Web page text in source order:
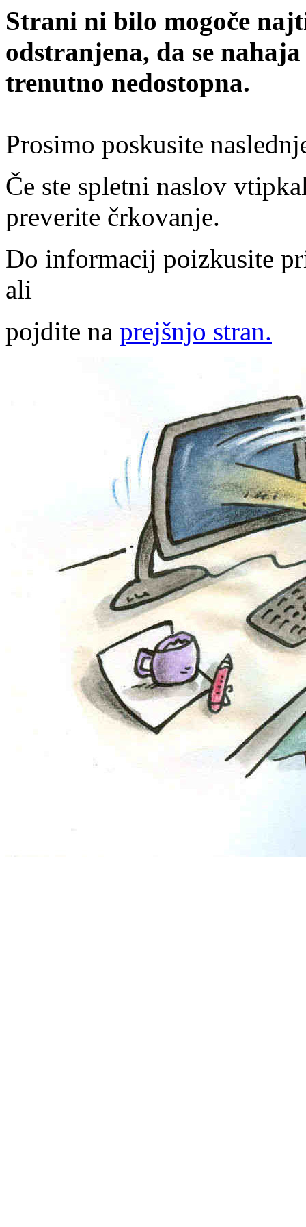
Strani ni bilo mogoče
odstranjena, da se
trenutno nedostopna.
Prosimo poskusite
Če ste spletni naslov
preverite črkovanje.
Do informacij poizkusite
ali
pojdite na prejšnjo stran.